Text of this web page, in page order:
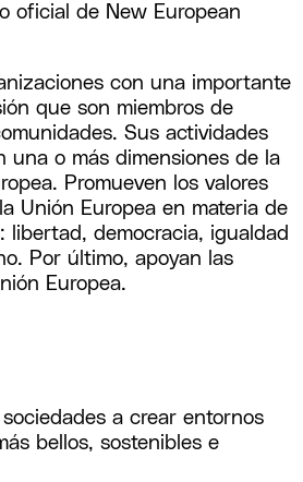
oficial de New European
con una importante
que son miembros de
Sus actividades
una o más dimensiones de la
Promueven los valores
Unión Europea en materia de
libertad, democracia, igualdad
Por último, apoyan las
Europea.
a crear entornos
bellos, sostenibles e